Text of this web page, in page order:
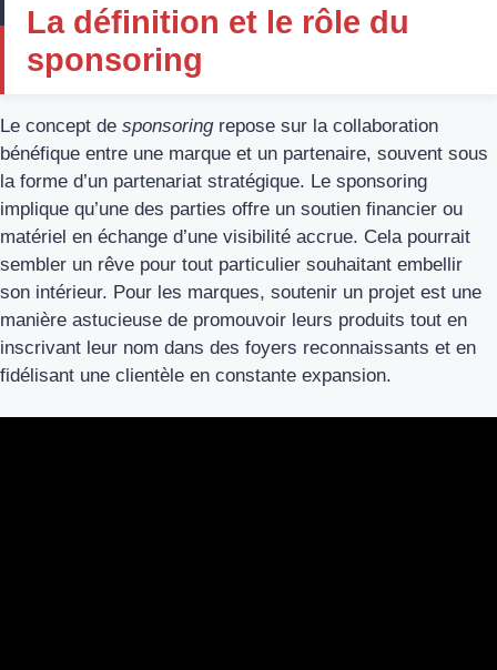
La définition et le rôle du
sponsoring
Le concept de sponsoringrepose sur la collaboration
bénéfique entre une marque et un partenaire, souvent sous
la forme d’un partenariat stratégique. Le sponsoring
implique qu’une des parties offre un soutien financier ou
matériel en échange d’une visibilité accrue. Cela pourrait
sembler un rêve pour tout particulier souhaitant embellir
son intérieur. Pour les marques, soutenir un projet est une
manière astucieuse de promouvoir leurs produits tout en
inscrivant leur nom dans des foyers reconnaissants et en
fidélisant une clientèle en constante expansion.